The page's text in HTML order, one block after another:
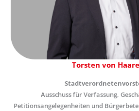
Torsten von
Ausschuss für Verfassung,
Petitionsangelegenheiten und